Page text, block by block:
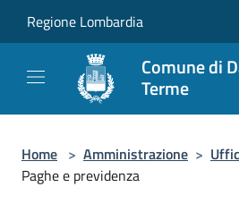
Regione Lombardia
Comune di
Terme
Home > Amministrazione >
Paghe e previdenza